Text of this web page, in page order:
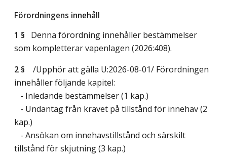
Förordningens innehåll
1 § Denna förordning innehåller bestämmelser
som kompletterar vapenlagen (2026:408).
2 §
/Upphör att gälla U:2026-08-01/ Förordningen
innehåller följande kapitel:
- Inledande bestämmelser (1 kap.)
- Undantag från kravet på tillstånd för innehav (2
kap.)
- Ansökan om innehavstillstånd och särskilt
tillstånd för skjutning (3 kap.)